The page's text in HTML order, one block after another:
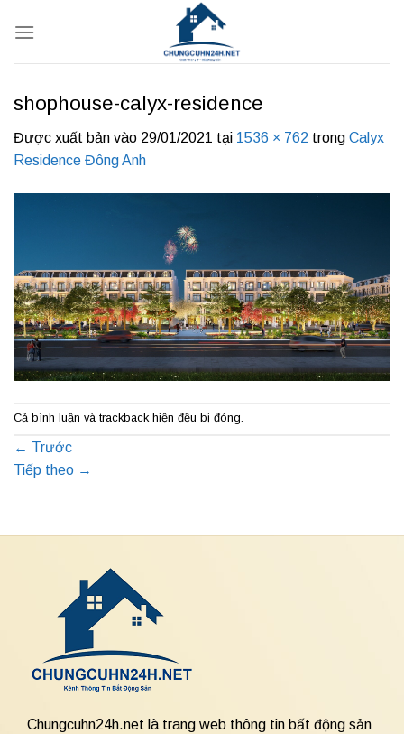
qua
shophouse-calyx-residence
Được xuất bản vào 29/01/2021 tại 1536 × 762 trong Calyx
Residence Đông Anh
Cả bình luận và trackback hiện đều bị đóng.
← Trước
Tiếp theo →
Chungcuhn24h.net là trang web thông tin bất động sản